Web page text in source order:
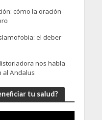
cómo la oración
el deber
nos habla
al Andalus
tu salud?